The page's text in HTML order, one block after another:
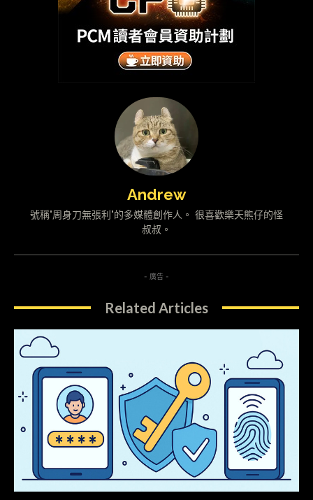
Andrew
號稱"周身刀無張利"的多媒體創作人。 很喜歡樂天熊仔的怪
叔叔。
- 廣告 -
Related Articles